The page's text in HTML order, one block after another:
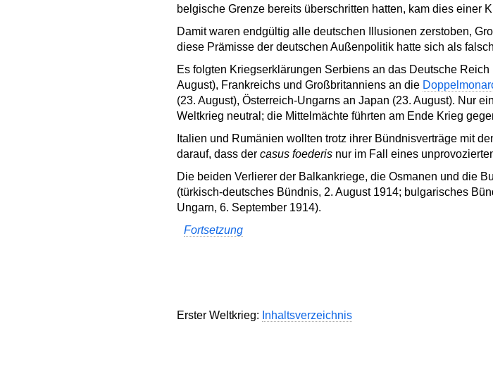
belgische Grenze bereits überschritten hatten, kam dies einer
Damit waren endgültig alle deutschen Illusionen zerstoben,
diese Prämisse der deutschen Außenpolitik hatte sich als
Es folgten Kriegserklärungen Serbiens an das Deutsche
August), Frankreichs und Großbritanniens an die
(23. August), Österreich-Ungarns an Japan (23. August). Nur
Weltkrieg neutral; die Mittelmächte führten am Ende Krieg
Italien und Rumänien wollten trotz ihrer Bündnisverträge mit
darauf, dass der casus foederisnur im Fall eines
Die beiden Verlierer der Balkankriege, die Osmanen und die
(türkisch-deutsches Bündnis, 2. August 1914; bulgarisches
Ungarn, 6. September 1914).
Fortsetzung
Erster Weltkrieg: Inhaltsverzeichnis